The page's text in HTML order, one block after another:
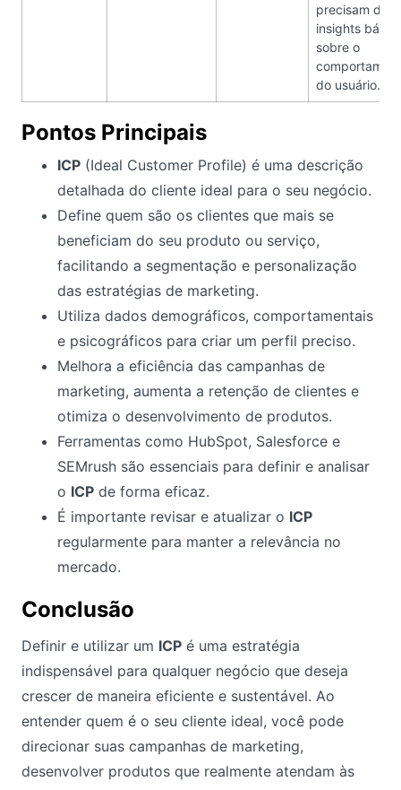
precisam de
insights
sobre o
do usuário.
Pontos Principais
ICP (Ideal Customer Profile) é uma descrição
detalhada do cliente ideal para o seu negócio.
Define quem são os clientes que mais se
beneficiam do seu produto ou serviço,
facilitando a segmentação e personalização
das estratégias de marketing.
Utiliza dados demográficos, comportamentais
e psicográficos para criar um perfil preciso.
Melhora a eficiência das campanhas de
marketing, aumenta a retenção de clientes e
otimiza o desenvolvimento de produtos.
Ferramentas como HubSpot, Salesforce e
SEMrush são essenciais para definir e analisar
o ICP de forma eficaz.
É importante revisar e atualizar o ICP
regularmente para manter a relevância no
mercado.
Conclusão
Definir e utilizar um ICP é uma estratégia
indispensável para qualquer negócio que deseja
crescer de maneira eficiente e sustentável. Ao
entender quem é o seu cliente ideal, você pode
direcionar suas campanhas de marketing,
desenvolver produtos que realmente atendam às